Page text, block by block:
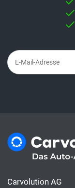
Carvolution AG